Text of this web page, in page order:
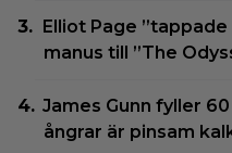
Elliot Page
manus till ”The
James Gunn fyller
ångrar är pinsam